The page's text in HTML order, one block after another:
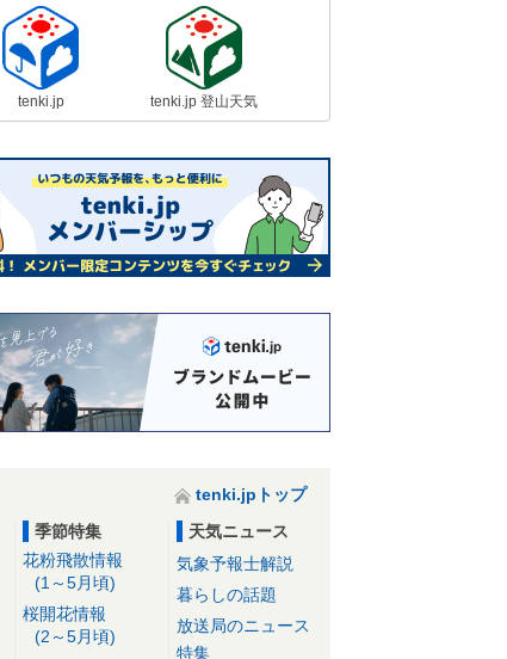
tenki.jp tenki.jp 登山天気
tenki.jpトップ
季節特集
花粉飛散情報
(1～5月頃)
桜開花情報
(2～5月頃)
天気ニュース
気象予報士解説
暮らしの話題
放送局のニュース
特集